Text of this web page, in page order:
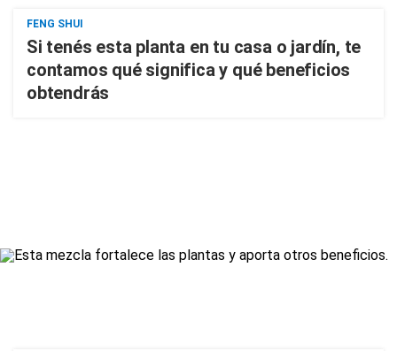
FENG SHUI
Si tenés esta planta en tu casa o jardín, te
contamos qué significa y qué beneficios
obtendrás